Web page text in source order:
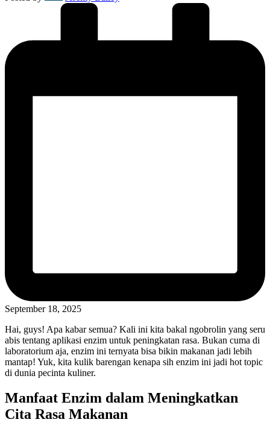
September 18, 2025
Hai, guys! Apa kabar semua? Kali ini kita bakal ngobrolin yang seru
abis tentang aplikasi enzim untuk peningkatan rasa. Bukan cuma di
laboratorium aja, enzim ini ternyata bisa bikin makanan jadi lebih
mantap! Yuk, kita kulik barengan kenapa sih enzim ini jadi hot topic
di dunia pecinta kuliner.
Manfaat Enzim dalam Meningkatkan
Cita Rasa Makanan